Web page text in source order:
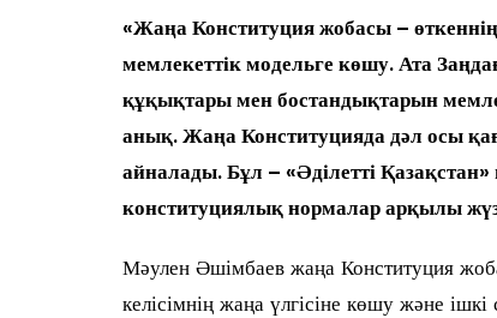
«Жаңа Конституция жобасы –
мемлекеттік модельге көшу. Ата
құқықтары мен бостандықтарын
анық. Жаңа Конституцияда дәл осы
айналады. Бұл – «Әділетті
конституциялық нормалар арқылы
Мәулен Әшімбаев жаңа Конституция
келісімнің жаңа үлгісіне көшу және